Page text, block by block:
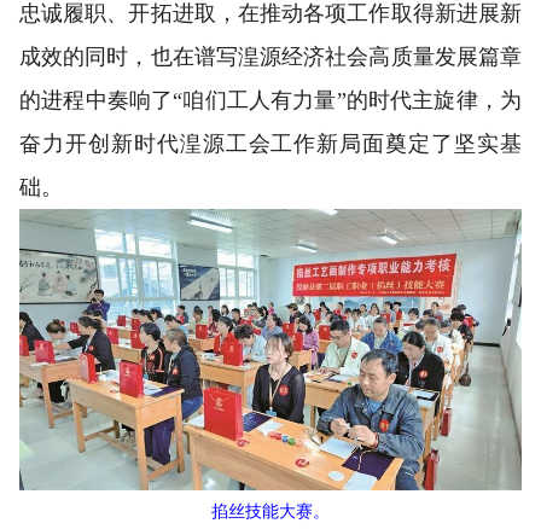
忠诚履职、开拓进取，在推动各项工作取得新进展新
成效的同时，也在谱写湟源经济社会高质量发展篇章
的进程中奏响了“咱们工人有力量”的时代主旋律，为
奋力开创新时代湟源工会工作新局面奠定了坚实基
础。
掐丝技能大赛。